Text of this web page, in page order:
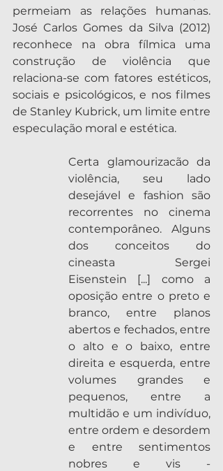
permeiam as relações humanas.
José Carlos Gomes da Silva (2012)
reconhece na obra fílmica uma
construção de violência que
relaciona-se com fatores estéticos,
sociais e psicológicos, e nos filmes
de Stanley Kubrick, um limite entre
especulação moral e estética.
Certa glamourizacão da
violência, seu lado
desejável e fashion são
recorrentes no cinema
contemporâneo. Alguns
dos conceitos do
cineasta Sergei
Eisenstein [...] como a
oposição entre o preto e
branco, entre planos
abertos e fechados, entre
o alto e o baixo, entre
direita e esquerda, entre
volumes grandes e
pequenos, entre a
multidão e um indivíduo,
entre ordem e desordem
e entre sentimentos
nobres e vis -